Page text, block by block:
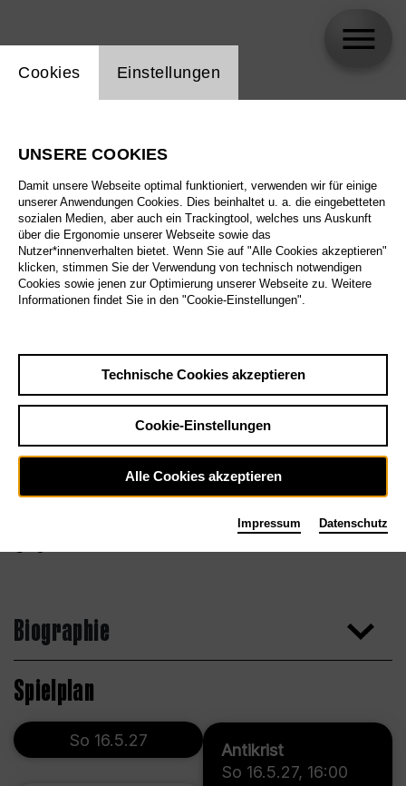
Biographie
Spielplan
Antikrist
So 16.5.27, 16:00
So 16.5.27
Einstellung Website Cookie
Cookies Einstellungen
UNSERE COOKIES
Damit unsere Webseite optimal funktioniert, verwenden wir für einige
unserer Anwendungen Cookies. Dies beinhaltet u. a. die eingebetteten
sozialen Medien, aber auch ein Trackingtool, welches uns Auskunft
über die Ergonomie unserer Webseite sowie das
Nutzer*innenverhalten bietet. Wenn Sie auf "Alle Cookies akzeptieren"
klicken, stimmen Sie der Verwendung von technisch notwendigen
Cookies sowie jenen zur Optimierung unserer Webseite zu. Weitere
Informationen findet Sie in den "Cookie-Einstellungen".
Technische Cookies akzeptieren
Cookie-Einstellungen
Alle Cookies akzeptieren
Impressum Datenschutz